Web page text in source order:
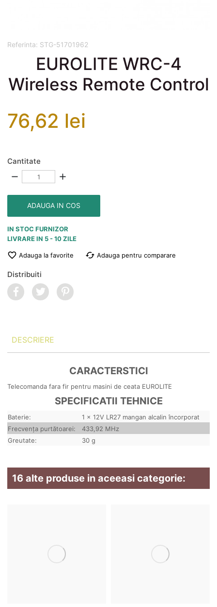
Referinta: STG-51701962
EUROLITE WRC-4
Wireless Remote Control
76,62 lei
Cantitate
remove add
ADAUGA IN COS
IN STOC FURNIZOR
LIVRARE IN 5 - 10 ZILE
favorite_border Adauga la favorite cached Adauga pentru comparare
Distribuiti
DESCRIERE
CARACTERSTICI
Telecomanda fara fir pentru masini de ceata EUROLITE
SPECIFICATII TEHNICE
Baterie:
1 x 12V LR27 mangan alcalin încorporat
Frecvența purtătoarei:
433,92 MHz
Greutate:
30 g
16 alte produse in aceeasi categorie: